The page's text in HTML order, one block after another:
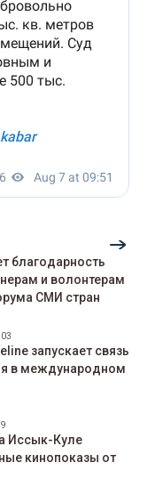
благодарность
и волонтерам
СМИ стран
запускает связь
в международном
Иссык-Куле
кинопоказы от